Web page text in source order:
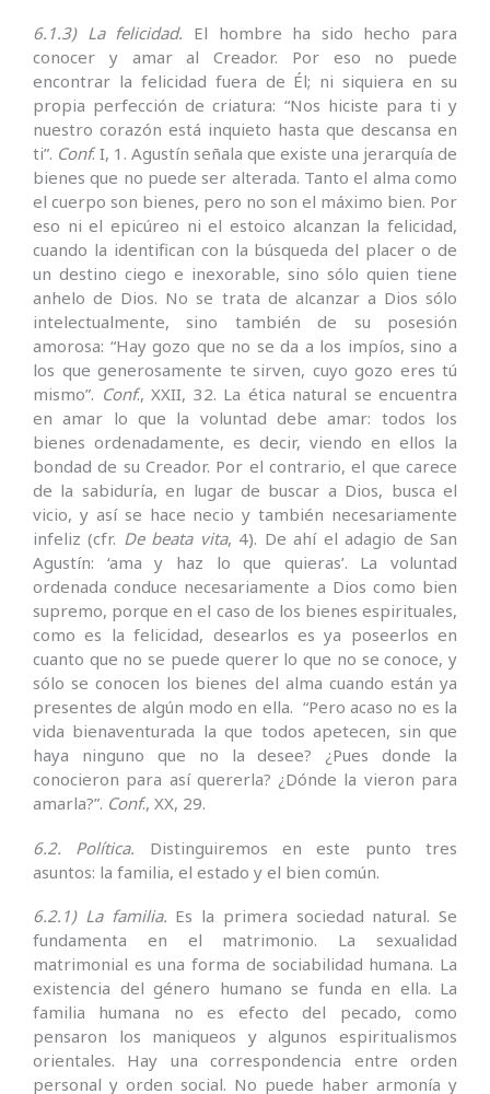
6.1.3) La felicidad. El hombre ha sido hecho para
conocer y amar al Creador. Por eso no puede
encontrar la felicidad fuera de Él; ni siquiera en su
propia perfección de criatura: “Nos hiciste para ti y
nuestro corazón está inquieto hasta que descansa en
ti”. Conf. I, 1. Agustín señala que existe una jerarquía de
bienes que no puede ser alterada. Tanto el alma como
el cuerpo son bienes, pero no son el máximo bien. Por
eso ni el epicúreo ni el estoico alcanzan la felicidad,
cuando la identifican con la búsqueda del placer o de
un destino ciego e inexorable, sino sólo quien tiene
anhelo de Dios. No se trata de alcanzar a Dios sólo
intelectualmente, sino también de su posesión
amorosa: “Hay gozo que no se da a los impíos, sino a
los que generosamente te sirven, cuyo gozo eres tú
mismo”. Conf., XXII, 32. La ética natural se encuentra
en amar lo que la voluntad debe amar: todos los
bienes ordenadamente, es decir, viendo en ellos la
bondad de su Creador. Por el contrario, el que carece
de la sabiduría, en lugar de buscar a Dios, busca el
vicio, y así se hace necio y también necesariamente
infeliz (cfr. De beata vita, 4). De ahí el adagio de San
Agustín: ‘ama y haz lo que quieras’. La voluntad
ordenada conduce necesariamente a Dios como bien
supremo, porque en el caso de los bienes espirituales,
como es la felicidad, desearlos es ya poseerlos en
cuanto que no se puede querer lo que no se conoce, y
sólo se conocen los bienes del alma cuando están ya
presentes de algún modo en ella. “Pero acaso no es la
vida bienaventurada la que todos apetecen, sin que
haya ninguno que no la desee? ¿Pues donde la
conocieron para así quererla? ¿Dónde la vieron para
amarla?”. Conf., XX, 29.
6.2. Política. Distinguiremos en este punto tres
asuntos: la familia, el estado y el bien común.
6.2.1) La familia. Es la primera sociedad natural. Se
fundamenta en el matrimonio. La sexualidad
matrimonial es una forma de sociabilidad humana. La
existencia del género humano se funda en ella. La
familia humana no es efecto del pecado, como
pensaron los maniqueos y algunos espiritualismos
orientales. Hay una correspondencia entre orden
personal y orden social. No puede haber armonía y